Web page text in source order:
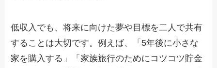
低収入でも、将来に向けた夢や目標を二人で共有
することは大切です。例えば、「5年後に小さな
家を購入する」「家族旅行のためにコツコツ貯金